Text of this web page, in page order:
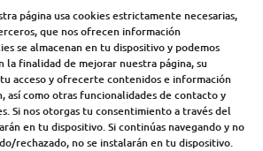
página usa cookies estrictamente necesarias,
que nos ofrecen información
se almacenan en tu dispositivo y podemos
la finalidad de mejorar nuestra página, su
acceso y ofrecerte contenidos e información
así como otras funcionalidades de contacto y
Si nos otorgas tu consentimiento a través del
en tu dispositivo. Si continúas navegando y no
rechazado, no se instalarán en tu dispositivo.
Sagrado Corazón
s/n – 34200 – Venta de Baños
979770649